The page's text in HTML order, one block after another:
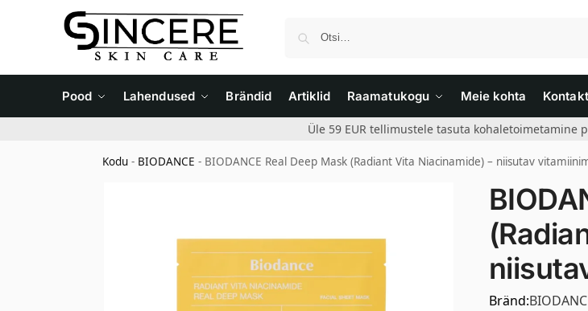
Pood Lahendused Brändid Artiklid Raamatukogu Meie kohta Kontakt
Üle 59 EUR tellimustele tasuta kohaletoimetamine
Kodu - BIODANCE - BIODANCE Real Deep Mask (Radiant Vita Niacinamide) – niisutav
Bränd: